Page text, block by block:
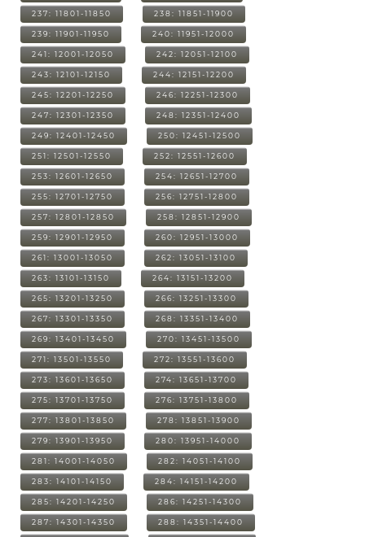
237: 11801-11850 238: 11851-11900
239: 11901-11950 240: 11951-12000
241: 12001-12050 242: 12051-12100
243: 12101-12150 244: 12151-12200
245: 12201-12250 246: 12251-12300
247: 12301-12350 248: 12351-12400
249: 12401-12450 250: 12451-12500
251: 12501-12550 252: 12551-12600
253: 12601-12650 254: 12651-12700
255: 12701-12750 256: 12751-12800
257: 12801-12850 258: 12851-12900
259: 12901-12950 260: 12951-13000
261: 13001-13050 262: 13051-13100
263: 13101-13150 264: 13151-13200
265: 13201-13250 266: 13251-13300
267: 13301-13350 268: 13351-13400
269: 13401-13450 270: 13451-13500
271: 13501-13550 272: 13551-13600
273: 13601-13650 274: 13651-13700
275: 13701-13750 276: 13751-13800
277: 13801-13850 278: 13851-13900
279: 13901-13950 280: 13951-14000
281: 14001-14050 282: 14051-14100
283: 14101-14150 284: 14151-14200
285: 14201-14250 286: 14251-14300
287: 14301-14350 288: 14351-14400